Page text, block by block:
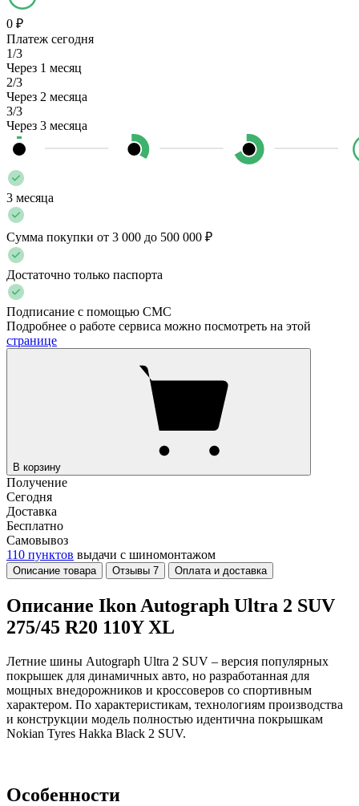
0 ₽
Платеж сегодня
1/3
Через 1 месяц
2/3
Через 2 месяца
3/3
Через 3 месяца
3 месяца
Сумма покупки от 3 000 до 500 000 ₽
Достаточно только паспорта
Подписание с помощью СМС
Подробнее о работе сервиса можно посмотреть на этой
странице
В корзину
Получение
Сегодня
Доставка
Бесплатно
Самовывоз
110 пунктов выдачи с шиномонтажом
Описание товара Отзывы 7 Оплата и доставка
Описание Ikon Autograph Ultra 2 SUV
275/45 R20 110Y XL
Летние шины Autograph Ultra 2 SUV – версия популярных
покрышек для динамичных авто, но разработанная для
мощных внедорожников и кроссоверов со спортивным
характером. По характеристикам, технологиям производства
и конструкции модель полностью идентична покрышкам
Nokian Tyres Hakka Black 2 SUV.
Особенности